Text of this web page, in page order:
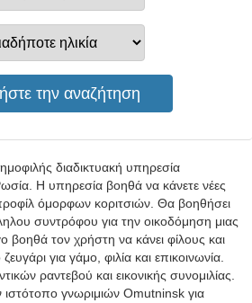
διαδικτυακή υπηρεσία
Η υπηρεσία βοηθά να κάνετε νέες
προφίλ όμορφων κοριτσιών. Θα βοηθήσει
συντρόφου για την οικοδόμηση μιας
τον χρήστη να κάνει φίλους και
για γάμο, φιλία και επικοινωνία.
ραντεβού και εικονικής συνομιλίας.
γνωριμιών Omutninsk για